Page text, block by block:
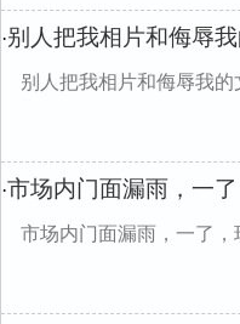
·别人把我相片和侮辱
别人把我相片和侮辱我的
·市场内门面漏雨，一
市场内门面漏雨，一了